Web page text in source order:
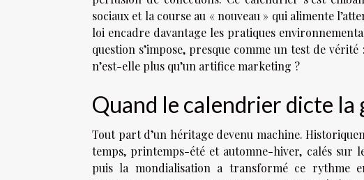
sociaux et la course au « nouveau » qui alimente
loi encadre davantage les pratiques
question s’impose, presque comme un test de
n’est-elle plus qu’un artifice marketing ?
Quand le calendrier dicte la
Tout part d’un héritage devenu machine.
temps, printemps-été et automne-hiver, calés sur
puis la mondialisation a transformé ce rythme